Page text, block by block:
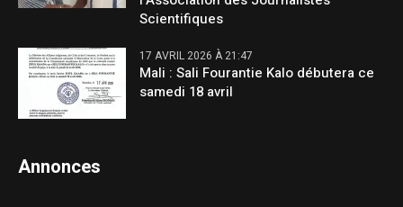
Scientifiques
17 AVRIL 2026 À 21:47
Mali : Sali Fourantie Kalo débutera ce
samedi 18 avril
Annonces